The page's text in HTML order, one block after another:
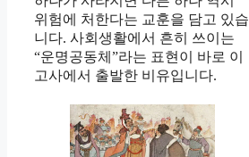
위험에 처한다는 교훈을 담고 있습
니다. 사회생활에서 흔히 쓰이는
“운명공동체”라는 표현이 바로 이
고사에서 출발한 비유입니다.